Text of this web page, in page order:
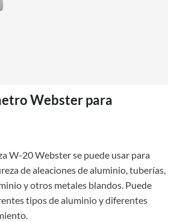
Webster para
W-20 Webster se puede usar para
de aleaciones de aluminio, tuberías,
y otros metales blandos. Puede
tipos de aluminio y diferentes